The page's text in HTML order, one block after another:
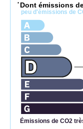
* Dont émissions
peu d'émissions de
Émissions de CO2